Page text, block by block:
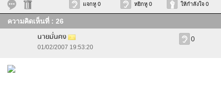
แจกหู 0 หยิกหู 0 ให้กำลังใจ 0
ความคิดเห็นที่ : 26
นายมั่นคง
01/02/2007 19:53:20
0